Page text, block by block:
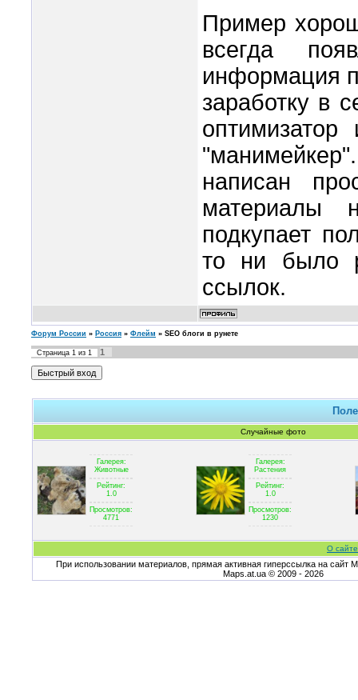
Пример
всегда
информация
заработку в
написан
материалы
подкупает
то ни было
ссылок.
Форум России » Россия » Флейм » SEO блоги в рунете
Страница 1 из 1 1
Случайные фото
Галерея:
Животные
Рейтинг:
1.0
Просмотров:
4771
Галерея:
Растения
Рейтинг:
1.0
Просмотров:
1230
О
При использовании материалов, прямая активная гиперссылка на сайт
Maps.at.ua © 2009 - 2026